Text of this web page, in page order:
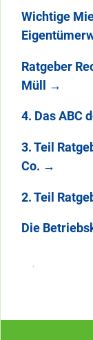
Wichtige
Ratgeber
Müll →
4. Das ABC
3. Teil
Co. →
2. Teil
Die